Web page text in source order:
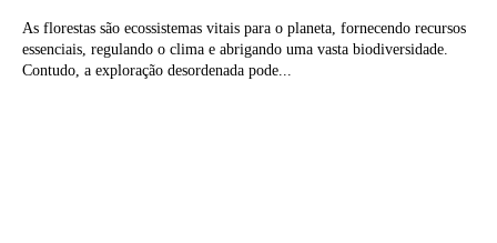
As florestas são ecossistemas vitais para o planeta, fornecendo recursos
essenciais, regulando o clima e abrigando uma vasta biodiversidade.
Contudo, a exploração desordenada pode...